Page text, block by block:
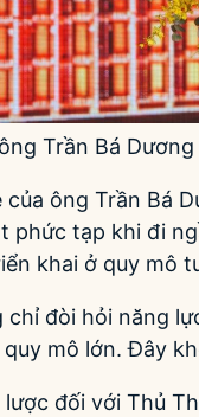
Trần Bá Dương
của ông Trần Bá
phức tạp khi đi
khai ở quy mô
chỉ đòi hỏi năng
mô lớn. Đây
đối với Thủ